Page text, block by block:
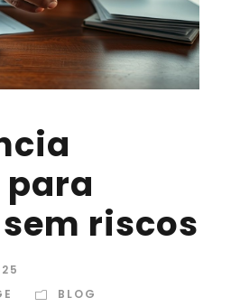
riscos
BLOG